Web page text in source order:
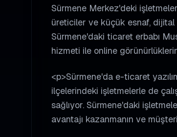
Sürmene Merkez'deki
üreticiler ve küçük esnaf, dijital
Sürmene'daki ticaret erbabı
hizmeti ile online
<p>Sürmene'da e-ticaret
ilçelerindeki işletmelerle de
sağlıyor. Sürmene'daki
avantajı kazanmanın ve